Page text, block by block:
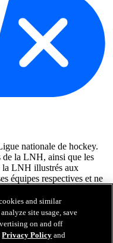
nationale de hockey.
de la LNH, ainsi que les
la LNH illustrés aux
équipes respectives et ne
réservés. Tous les
avec les noms des
officiellement sous license
de marque Zamboni et la
and similar
site usage, save
on and off
Privacy Policy and